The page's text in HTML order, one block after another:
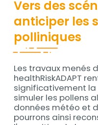
Vers des
anticiper les
polliniques
Contenu
Les travaux menés
healthRiskADAPT
significativement
simuler les pollens
données météo et
pourrons ainsi